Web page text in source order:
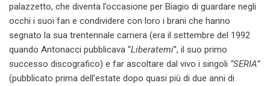
palazzetto, che diventa l’occasione per Biagio di guardare negli
occhi i suoi fan e condividere con loro i brani che hanno
segnato la sua trentennale carriera (era il settembre del 1992
quando Antonacci pubblicava “Liberatemi”, il suo primo
successo discografico) e far ascoltare dal vivo i singoli “SERIA”
(pubblicato prima dell’estate dopo quasi più di due anni di